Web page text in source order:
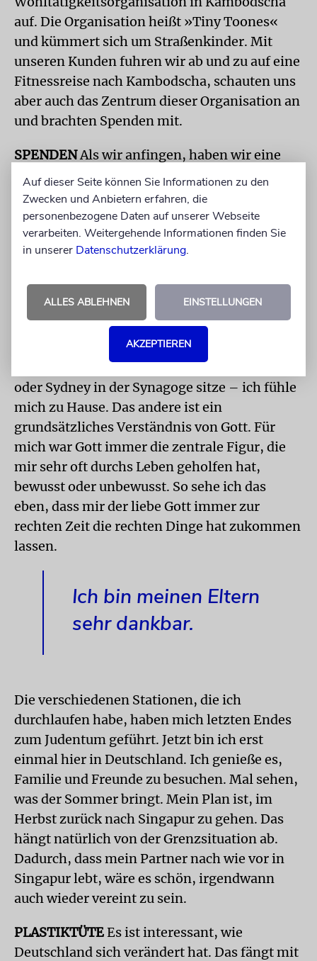
auf. Die Organisation heißt »Tiny Toones«
und kümmert sich um Straßenkinder. Mit
unseren Kunden fuhren wir ab und zu auf eine
Fitnessreise nach Kambodscha, schauten uns
aber auch das Zentrum dieser Organisation an
und brachten Spenden mit.
SPENDENAls wir anfingen, haben wir eine
Spendenaktion für »Tiny Toones« gemacht.
Der liberale Rabbiner von München, Tom
Kucera, erfuhr davon. Die
Spendensammlungen der Münchner Beth-
Shalom-Gemeinde über die Hohen Feiertage
Das Judentum ist für mich einerseits eine
Zugehörigkeit. Egal ob ich in Erfurt, Singapur
oder Sydney in der Synagoge sitze – ich fühle
mich zu Hause. Das andere ist ein
grundsätzliches Verständnis von Gott. Für
mich war Gott immer die zentrale Figur, die
mir sehr oft durchs Leben geholfen hat,
bewusst oder unbewusst. So sehe ich das
eben, dass mir der liebe Gott immer zur
rechten Zeit die rechten Dinge hat zukommen
lassen.
Ich bin meinen Eltern
sehr dankbar.
Die verschiedenen Stationen, die ich
durchlaufen habe, haben mich letzten Endes
zum Judentum geführt. Jetzt bin ich erst
einmal hier in Deutschland. Ich genieße es,
Familie und Freunde zu besuchen. Mal sehen,
was der Sommer bringt. Mein Plan ist, im
Herbst zurück nach Singapur zu gehen. Das
hängt natürlich von der Grenzsituation ab.
Dadurch, dass mein Partner nach wie vor in
Singapur lebt, wäre es schön, irgendwann
auch wieder vereint zu sein.
PLASTIKTÜTEEs ist interessant, wie
Deutschland sich verändert hat. Das fängt mit
Auf dieser Seite können Sie Informationen zu den
Zwecken und Anbietern erfahren, die
personenbezogene Daten auf unserer Webseite
verarbeiten. Weitergehende Informationen finden Sie
in unserer Datenschutzerklärung.
ALLES ABLEHNEN EINSTELLUNGEN
AKZEPTIEREN